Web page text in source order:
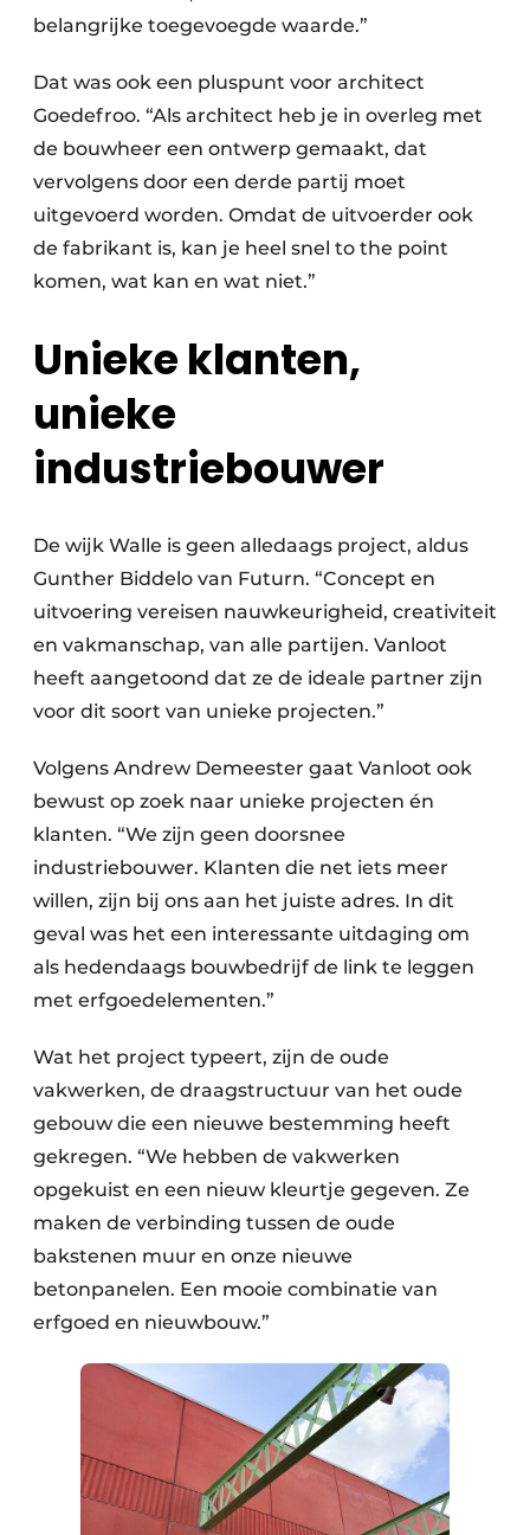
belangrijke toegevoegde waarde.”
Dat was ook een pluspunt voor architect
Goedefroo. “Als architect heb je in overleg met
de bouwheer een ontwerp gemaakt, dat
vervolgens door een derde partij moet
uitgevoerd worden. Omdat de uitvoerder ook
de fabrikant is, kan je heel snel to the point
komen, wat kan en wat niet.”
Unieke klanten,
unieke
industriebouwer
De wijk Walle is geen alledaags project, aldus
Gunther Biddelo van Futurn. “Concept en
uitvoering vereisen nauwkeurigheid, creativiteit
en vakmanschap, van alle partijen. Vanloot
heeft aangetoond dat ze de ideale partner zijn
voor dit soort van unieke projecten.”
Volgens Andrew Demeester gaat Vanloot ook
bewust op zoek naar unieke projecten én
klanten. “We zijn geen doorsnee
industriebouwer. Klanten die net iets meer
willen, zijn bij ons aan het juiste adres. In dit
geval was het een interessante uitdaging om
als hedendaags bouwbedrijf de link te leggen
met erfgoedelementen.”
Wat het project typeert, zijn de oude
vakwerken, de draagstructuur van het oude
gebouw die een nieuwe bestemming heeft
gekregen. “We hebben de vakwerken
opgekuist en een nieuw kleurtje gegeven. Ze
maken de verbinding tussen de oude
bakstenen muur en onze nieuwe
betonpanelen. Een mooie combinatie van
erfgoed en nieuwbouw.”